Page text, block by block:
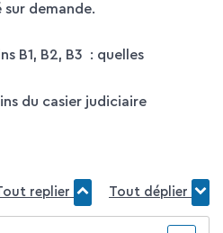
sur demande.
du casier judiciaire
replier Tout déplier